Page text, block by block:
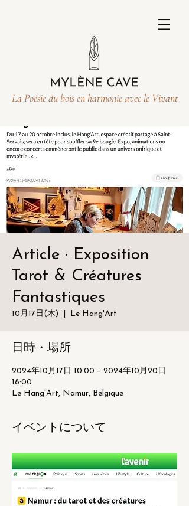
La Poésie du bois en harmonie avec le Vivant
Article · Exposition
Tarot & Créatures
Fantastiques
10月17日(木) Le Hang'Art
日時・場所
2024年10月17日 10:00 – 2024年10月20日
18:00
Le Hang'Art, Namur, Belgique
イベントについて